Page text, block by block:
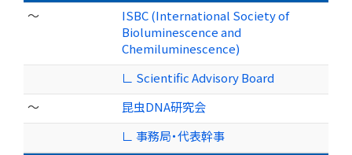
～
ISBC (International Society of
Bioluminescence and
Chemiluminescence)
∟ Scientific Advisory Board
～
昆虫DNA研究会
∟ 事務局・代表幹事